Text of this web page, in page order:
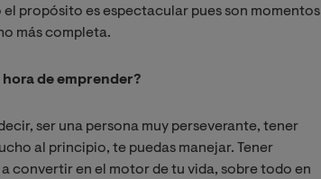
propósito es espectacular pues son momentos
más completa.
hora de emprender?
ser una persona muy perseverante, tener
al principio, te puedas manejar. Tener
convertir en el motor de tu vida, sobre todo en